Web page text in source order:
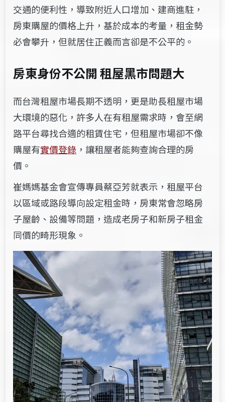
交通的便利性，導致附近人口增加、建商進駐，
房東購屋的價格上升，基於成本的考量，租金勢
必會攀升，但就居住正義而言卻是不公平的。
房東身份不公開 租屋黑市問題大
而台灣租屋市場長期不透明，更是助長租屋市場
大環境的惡化，許多人在有租屋需求時，會至網
路平台尋找合適的租賃住宅，但租屋市場卻不像
購屋有實價登錄 ，讓租屋者能夠查詢合理的房
價。
崔媽媽基金會宣傳專員蔡亞芳就表示，租屋平台
以區域或路段導向設定租金時，房東常會忽略房
子屋齡、設備等問題，造成老房子和新房子租金
同價的畸形現象。